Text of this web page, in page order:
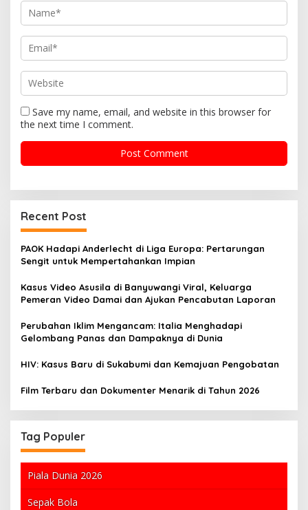
n
Save my name, email, and website in this browser for
the next time I comment.
Recent Post
PAOK Hadapi Anderlecht di Liga Europa: Pertarungan
Sengit untuk Mempertahankan Impian
Kasus Video Asusila di Banyuwangi Viral, Keluarga
Pemeran Video Damai dan Ajukan Pencabutan Laporan
Perubahan Iklim Mengancam: Italia Menghadapi
Gelombang Panas dan Dampaknya di Dunia
HIV: Kasus Baru di Sukabumi dan Kemajuan Pengobatan
Film Terbaru dan Dokumenter Menarik di Tahun 2026
Tag Populer
Piala Dunia 2026
Sepak Bola